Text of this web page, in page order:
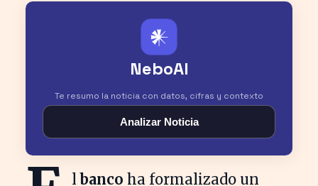
𒀭
NeboAI
Te resumo la noticia con datos, cifras y contexto
Analizar Noticia
lbanco ha formalizado un